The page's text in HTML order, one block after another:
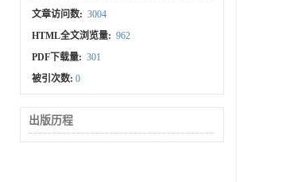
文章访问数: 3004
HTML全文浏览量: 962
PDF下载量: 301
被引次数:0
出版历程